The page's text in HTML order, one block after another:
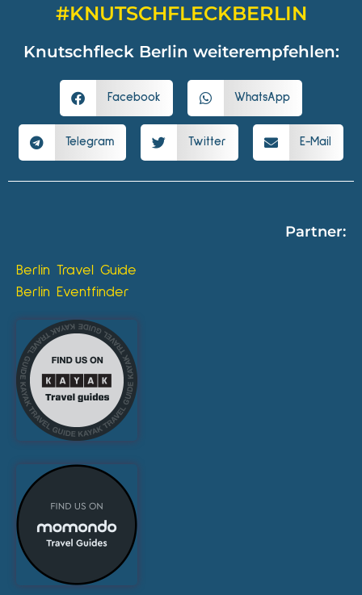
#KNUTSCHFLECKBERLIN
Knutschfleck Berlin weiterempfehlen:
Facebook WhatsApp
Telegram Twitter E-Mail
Partner:
Berlin Travel Guide
Berlin Eventfinder